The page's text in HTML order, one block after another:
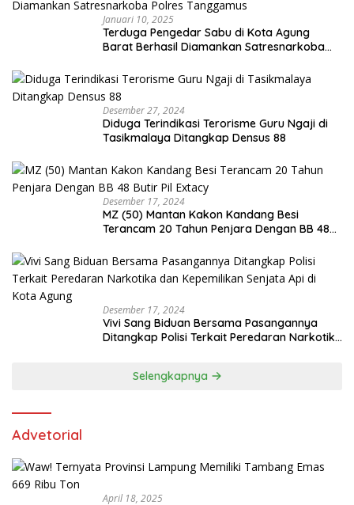
Januari 10, 2025
Terduga Pengedar Sabu di Kota Agung
Barat Berhasil Diamankan Satresnarkoba
Desember 27, 2024
Diduga Terindikasi Terorisme Guru Ngaji di
Tasikmalaya Ditangkap Densus 88
Desember 17, 2024
MZ (50) Mantan Kakon Kandang Besi
Terancam 20 Tahun Penjara Dengan BB 48
Desember 17, 2024
Vivi Sang Biduan Bersama Pasangannya
Ditangkap Polisi Terkait Peredaran Narkotika
Selengkapnya
Advetorial
April 18, 2025